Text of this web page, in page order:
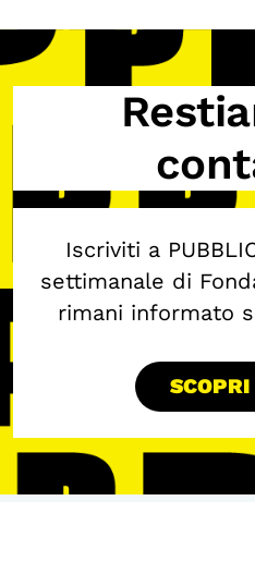
Iscriviti a
settimanale di
rimani informato